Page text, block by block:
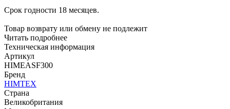
Срок годности 18 месяцев.
Товар возврату или обмену не подлежит
Читать подробнее
Техническая информация
Артикул
HIMEASF300
Бренд
HIMTEX
Страна
Великобритания